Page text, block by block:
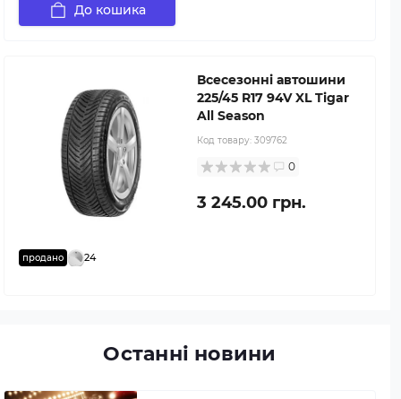
До кошика
продано 24
Всесезонні автошини
225/45 R17 94V XL Tigar
All Season
Код товару: 309762
0
3 245.00 грн.
Останні новини